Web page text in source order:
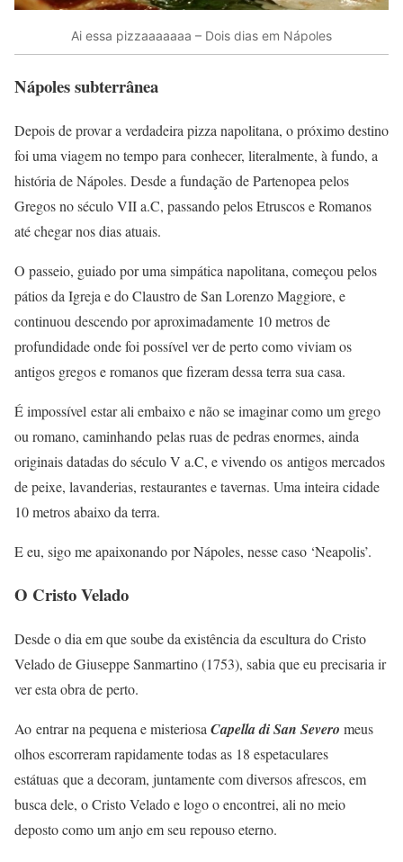
Ai essa pizzaaaaaaa – Dois dias em Nápoles
Nápoles subterrânea
Depois de provar a verdadeira pizza napolitana, o próximo destino
foi uma viagem no tempo para conhecer, literalmente, à fundo, a
história de Nápoles. Desde a fundação de Partenopea pelos
Gregos no século VII a.C, passando pelos Etruscos e Romanos
até chegar nos dias atuais.
O passeio, guiado por uma simpática napolitana, começou pelos
pátios da Igreja e do Claustro de San Lorenzo Maggiore, e
continuou descendo por aproximadamente 10 metros de
profundidade onde foi possível ver de perto como viviam os
antigos gregos e romanos que fizeram dessa terra sua casa.
É impossível estar ali embaixo e não se imaginar como um grego
ou romano, caminhando pelas ruas de pedras enormes, ainda
originais datadas do século V a.C, e vivendo os antigos mercados
de peixe, lavanderias, restaurantes e tavernas. Uma inteira cidade
10 metros abaixo da terra.
E eu, sigo me apaixonando por Nápoles, nesse caso ‘Neapolis’.
O Cristo Velado
Desde o dia em que soube da existência da escultura do Cristo
Velado de Giuseppe Sanmartino (1753), sabia que eu precisaria ir
ver esta obra de perto.
Ao entrar na pequena e misteriosa Capella di San Severo meus
olhos escorreram rapidamente todas as 18 espetaculares
estátuas que a decoram, juntamente com diversos afrescos, em
busca dele, o Cristo Velado e logo o encontrei, ali no meio
deposto como um anjo em seu repouso eterno.